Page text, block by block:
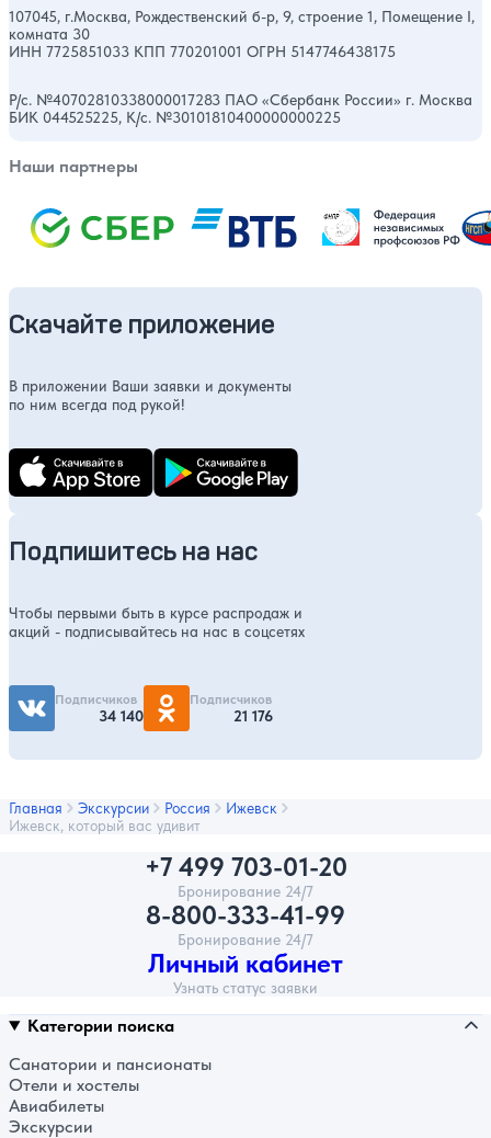
107045, г.Москва, Рождественский б-р, 9, строение 1, Помещение I,
комната 30
ИНН 7725851033 КПП 770201001 ОГРН 5147746438175
Р/с. №40702810338000017283 ПАО «Сбербанк России» г. Москва
БИК 044525225, К/с. №30101810400000000225
Наши партнеры
Скачайте приложение
В приложении Ваши заявки и документы
по ним всегда под рукой!
Подпишитесь на нас
Чтобы первыми быть в курсе распродаж и
акций - подписывайтесь на нас в соцсетях
Подписчиков
34 140
Подписчиков
21 176
Главная Экскурсии Россия
Ижевск
Ижевск, который вас удивит
+7 499 703-01-20
Бронирование 24/7
8-800-333-41-99
Бронирование 24/7
Личный кабинет
Узнать статус заявки
Категории поиска
Санатории и пансионаты
Отели и хостелы
Авиабилеты
Экскурсии